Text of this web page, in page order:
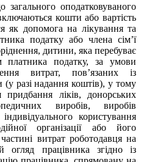
оподатковуваного
кошти або вартість
як допомога на лікування та
податку або члена сім’ї
дитини, яка перебуває
платника податку, за умови
витрат, пов’язаних із
(у разі надання коштів), у тому
ліків, донорських
виробів, виробів
користування
організації або його
витрат роботодавця на
огляд працівника згідно із